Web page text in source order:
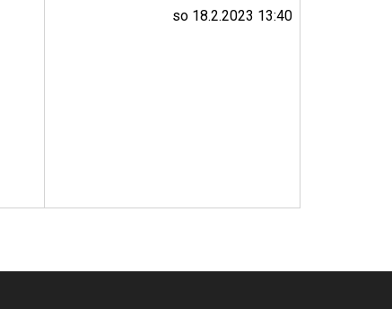
so 18.2.2023 13:40